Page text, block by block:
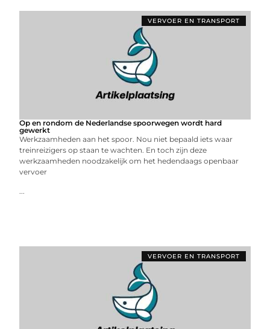
VERVOER EN TRANSPORT
Op en rondom de Nederlandse spoorwegen wordt hard
gewerkt
Werkzaamheden aan het spoor. Nou niet bepaald iets waar
treinreizigers op staan te wachten. En toch zijn deze
werkzaamheden noodzakelijk om het hedendaags openbaar
vervoer
...
VERVOER EN TRANSPORT